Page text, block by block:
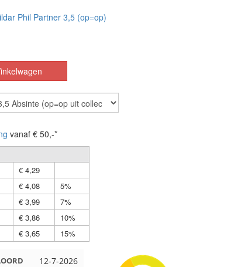
Phil Partner 3,5 (op=op)
vanaf € 50,-*
€ 4,29
€ 4,08
5%
€ 3,99
7%
€ 3,86
10%
€ 3,65 15%
12-7-2026 Nell uit Beuningen